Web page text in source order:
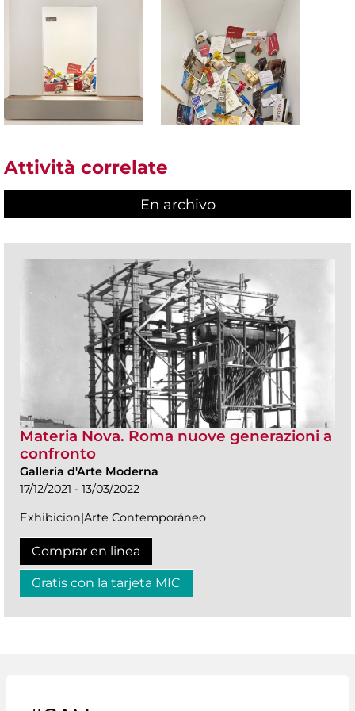
Attività correlate
En archivo
Materia Nova. Roma nuove generazioni a
confronto
Galleria d'Arte Moderna
17/12/2021 - 13/03/2022
Exhibicion|Arte Contemporáneo
Comprar en linea
Gratis con la tarjeta MIC